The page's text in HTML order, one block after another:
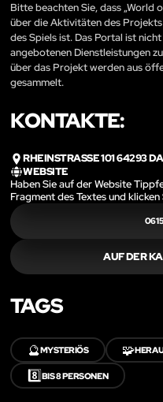
Bitte beachten Sie, dass „World
über die Aktivitäten des
des Spiels ist. Das Portal ist
angebotenen Dienstleistungen
über das Projekt werden aus
gesammelt.
KONTAKTE:
RHEINSTRASSE 101 64293
WEBSITE
Haben Sie auf der Website
Fragment des Textes und klicken
AUF DER
TAGS
🔮MYSTERIÖS 🧩
8️⃣BIS 8 PERSONEN